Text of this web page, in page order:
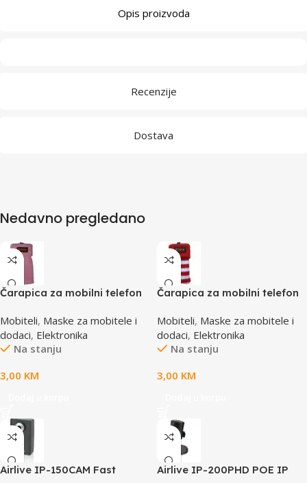
Opis proizvoda
Recenzije
Dostava
Nedavno pregledano
Čarapica za mobilni telefon
65x100mm
Mobiteli, Maske za mobitele i
dodaci, Elektronika
Na stanju
3,00 KM
Čarapica za mobilni telefon
65x100mm
Mobiteli, Maske za mobitele i
dodaci, Elektronika
Na stanju
3,00 KM
Airlive IP-150CAM Fast
Airlive IP-200PHD POE IP